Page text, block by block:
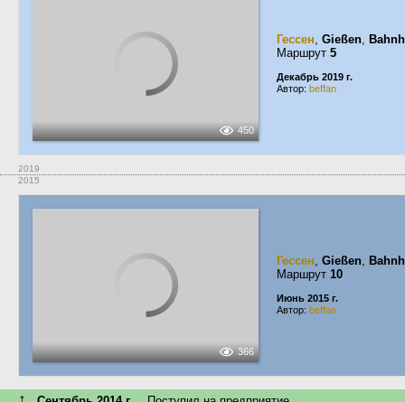
450
Гессен, Gießen,
Маршрут 5
Декабрь 2019 г.
Автор: beffan
2019
2015
366
Гессен, Gießen,
Маршрут 10
Июнь 2015 г.
Автор: beffan